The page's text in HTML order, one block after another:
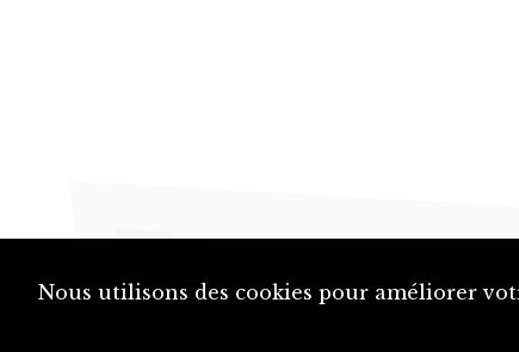
Nous utilisons des cookies pour améliorer